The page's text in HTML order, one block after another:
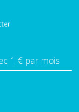
1 € par mois